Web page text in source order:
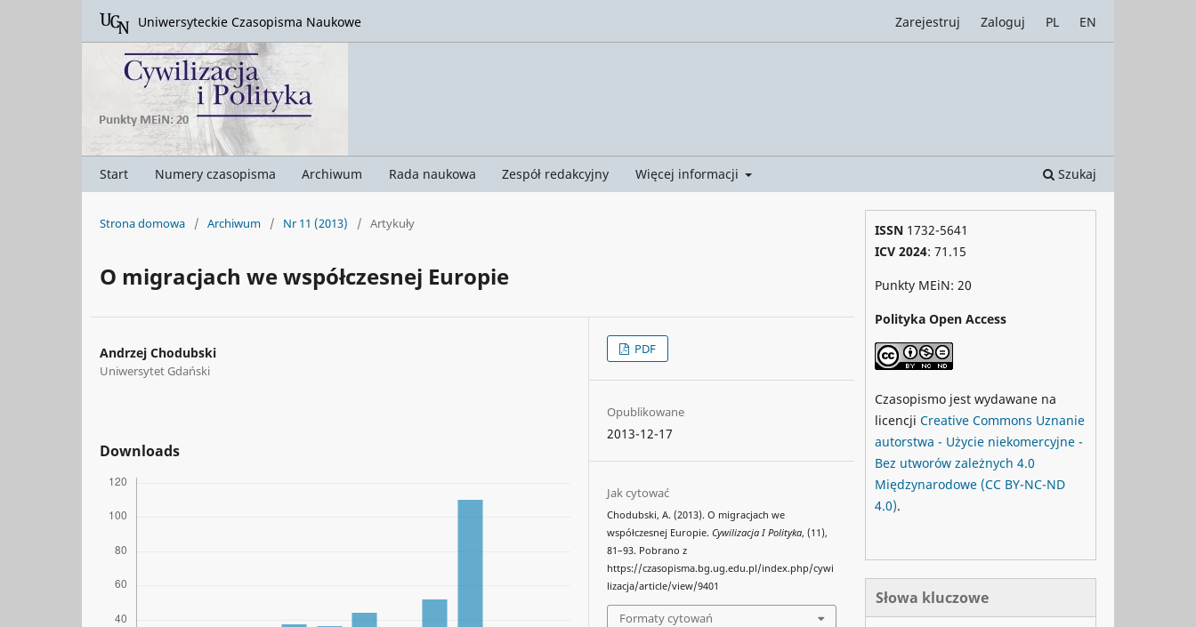
Start Numery czasopisma Archiwum Rada naukowa Zespół redakcyjny Więcej informacji Szukaj
Zarejestruj Zaloguj PL EN
Uniwersyteckie Czasopisma Naukowe
Strona domowa / Archiwum / Nr 11 (2013) / Artykuły
O migracjach we współczesnej Europie
Andrzej Chodubski
Uniwersytet Gdański
Downloads
PDF
Opublikowane
2013-12-17
Jak cytować
Chodubski, A. (2013). O migracjach we
współczesnej Europie.Cywilizacja I Polityka, (11),
81–93. Pobrano z
https://czasopisma.bg.ug.edu.pl/index.php/cywi
lizacja/article/view/9401
Formaty cytowań
ISSN 1732-5641
ICV 2024: 71.15
Punkty MEiN: 20
Polityka Open Access
Czasopismo jest wydawane na
licencji Creative Commons Uznanie
autorstwa - Użycie niekomercyjne -
Bez utworów zależnych 4.0
Międzynarodowe (CC BY-NC-ND
4.0).
Słowa kluczowe